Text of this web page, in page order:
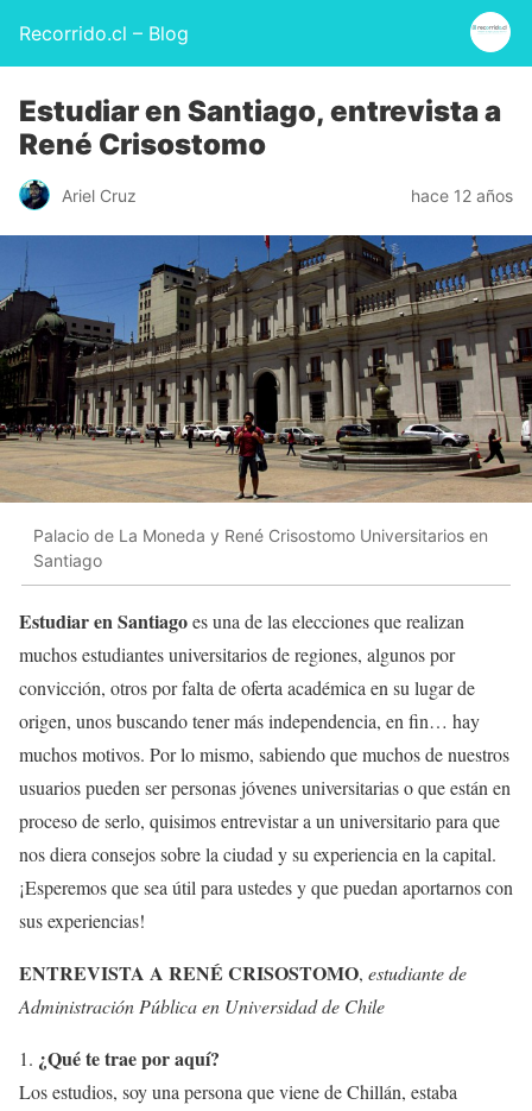
Recorrido.cl – Blog
Estudiar en Santiago, entrevista a
René Crisostomo
Ariel Cruz hace 12 años
Palacio de La Moneda y René Crisostomo Universitarios en
Santiago
Estudiar en Santiagoes una de las elecciones que realizan
muchos estudiantes universitarios de regiones, algunos por
convicción, otros por falta de oferta académica en su lugar de
origen, unos buscando tener más independencia, en fin… hay
muchos motivos. Por lo mismo, sabiendo que muchos de nuestros
usuarios pueden ser personas jóvenes universitarias o que están en
proceso de serlo, quisimos entrevistar a un universitario para que
nos diera consejos sobre la ciudad y su experiencia en la capital.
¡Esperemos que sea útil para ustedes y que puedan aportarnos con
sus experiencias!
ENTREVISTA A RENÉ CRISOSTOMO, estudiante de
Administración Pública en Universidad de Chile
1. ¿Qué te trae por aquí?
Los estudios, soy una persona que viene de Chillán, estaba